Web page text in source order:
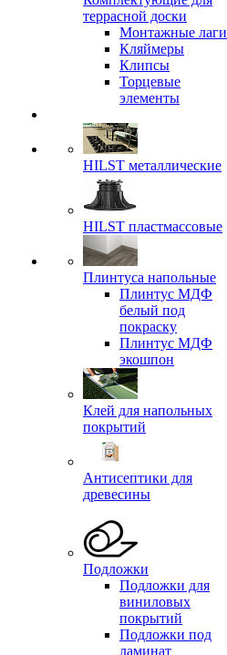
террасной доски
Монтажные лаги
Кляймеры
Клипсы
Торцевые
элементы
HILST металлические
HILST пластмассовые
Плинтуса напольные
Плинтус МДФ
белый под
покраску
Плинтус МДФ
экошпон
Клей для напольных
покрытий
Антисептики для
древесины
Подложки
Подложки для
виниловых
покрытий
Подложки под
ламинат